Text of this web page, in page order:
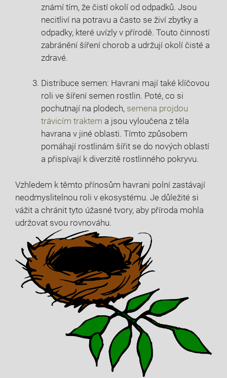
známí tím, že čistí okolí od odpadků. Jsou
necitliví na potravu a často se živí zbytky a
odpadky, které uvízly v přírodě. Touto činností
zabránění šíření chorob a udržují okolí čisté a
zdravé.
Distribuce semen: Havrani mají také klíčovou
roli ve šíření semen rostlin. Poté, co si
pochutnají na plodech, semena projdou
trávicím traktem a jsou vyloučena z těla
havrana v jiné oblasti. Tímto způsobem
pomáhají rostlinám šířit se do nových oblastí
a přispívají k diverzitě rostlinného pokryvu.
Vzhledem k těmto přínosům havrani polní zastávají
neodmyslitelnou roli v ekosystému. Je důležité si
vážit a chránit tyto úžasné tvory, aby příroda mohla
udržovat svou rovnováhu.